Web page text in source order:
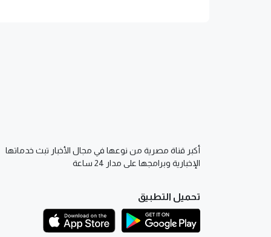
أكبر قناة مصرية من نوعها في مجال الأخبار تبث خدماتها
الإخبارية وبرامجها على مدار 24 ساعة
تحميل التطبيق